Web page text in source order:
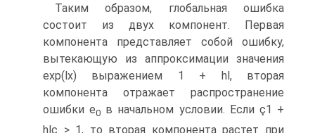
Таким образом, глобальная ошибка
состоит из двух компонент. Первая
компонента представляет собой ошибку,
вытекающую из аппроксимации значения
exp(lx) выражением 1 + hl, вторая
компонента отражает распространение
ошибки e0 в начальном условии. Если ç1 +
hlç > 1, то вторая компонента растет при